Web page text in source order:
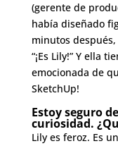
(gerente de
había diseñado
minutos
“¡Es Lily!” Y ella
emocionada de
SketchUp!
Estoy seguro
curiosidad.
Lily es feroz. Es